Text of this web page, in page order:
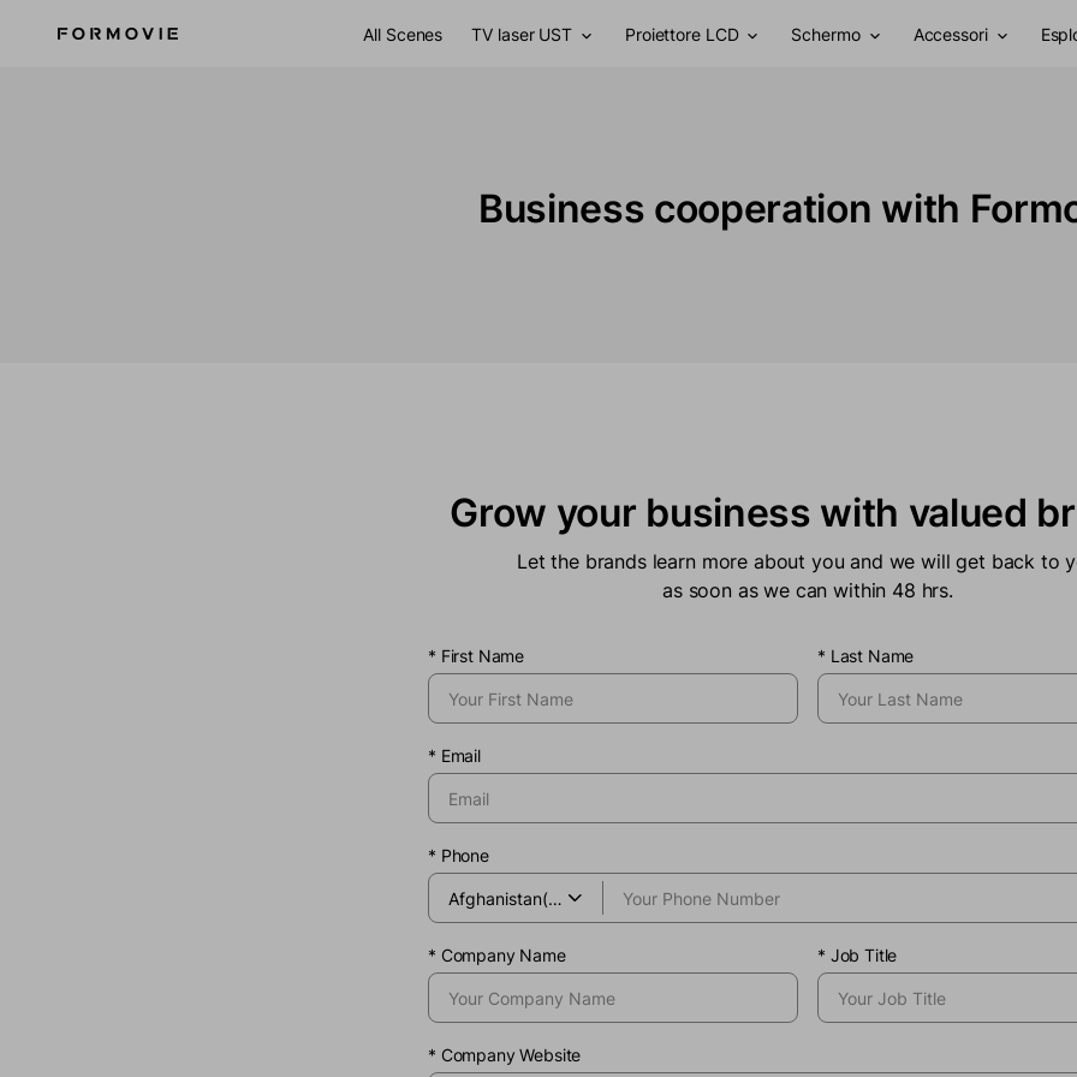
All Scenes TV laser UST Proiettore LCD Schermo Accessori
Business cooperation with
Grow your business with valued
Let the brands learn more about you and we will get back to
as soon as we can within 48 hrs.
* First Name * Last Name
* Email
* Phone
* Company Name * Job Title
* Company Website